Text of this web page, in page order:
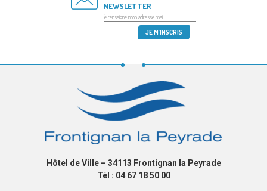
NEWSLETTER
Hôtel de Ville – 34113 Frontignan la Peyrade
Tél : 04 67 18 50 00